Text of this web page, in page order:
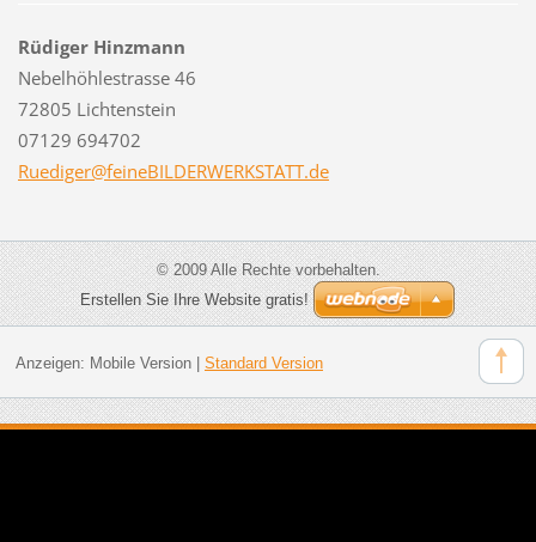
Rüdiger Hinzmann
Nebelhöhlestrasse 46
72805 Lichtenstein
07129 694702
Ruediger@feineBILDERWERKSTATT.de
© 2009 Alle Rechte vorbehalten.
Erstellen Sie Ihre Website gratis!
Anzeigen: Mobile Version| Standard Version